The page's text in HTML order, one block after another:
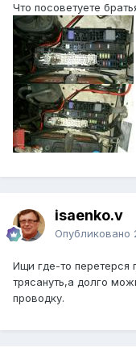
Что посоветуете
isaenko.v
Опубликовано
Ищи где-то перетерся
трясануть,а долго
проводку.